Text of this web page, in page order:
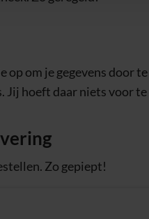
om je gegevens door te
Jij hoeft daar niets voor te
Zo gepiept!